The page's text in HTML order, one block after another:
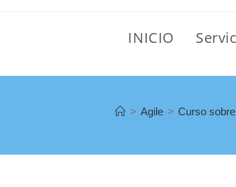
INICIO
> Agile > Curso